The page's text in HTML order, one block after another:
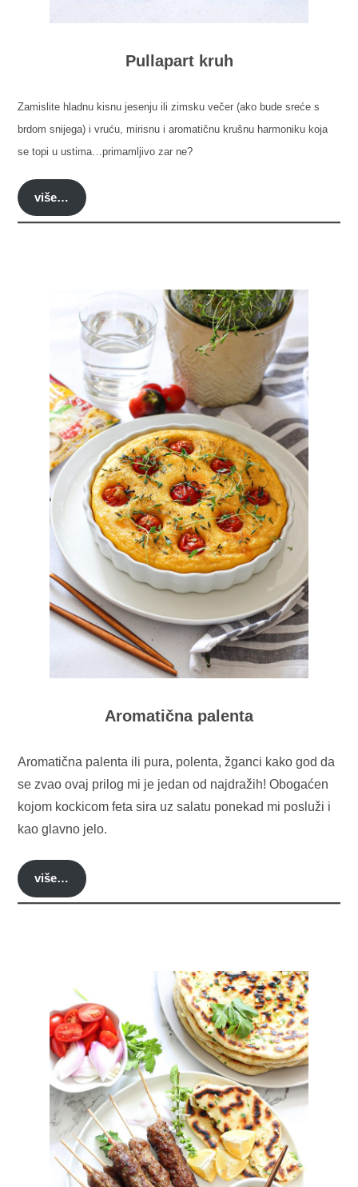
Pullapart kruh
Zamislite hladnu kisnu jesenju ili zimsku večer (ako bude sreće s
brdom snijega) i vruću, mirisnu i aromatičnu krušnu harmoniku koja
se topi u ustima…primamljivo zar ne?
više…
Aromatična palenta
Aromatična palenta ili pura, polenta, žganci kako god da
se zvao ovaj prilog mi je jedan od najdražih! Obogaćen
kojom kockicom feta sira uz salatu ponekad mi posluži i
kao glavno jelo.
više…